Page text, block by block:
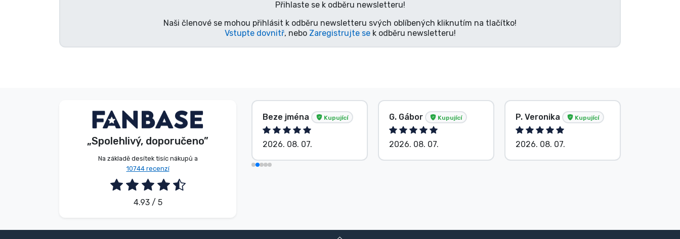
Přihlaste se k odběru newsletteru!
Naši členové se mohou přihlásit k odběru newsletteru svých oblíbených kliknutím na tlačítko!
Vstupte dovnitř, nebo Zaregistrujte sek odběru newsletteru!
„Spolehlivý, doporučeno”
Na základě desítek tisíc nákupů a
10744 recenzí
4.93 / 5
Beze jména Kupující
2026. 08. 07.
Beze jména Kupující
2026. 08. 07.
G. Gábor Kupující
2026. 08. 07.
P. Veronika Kupující
2026. 08. 07.